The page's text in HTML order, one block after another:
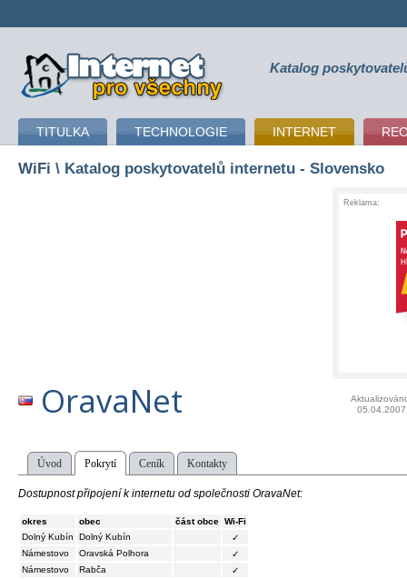
připojení k internetu Katalog
TITULKA TECHNOLOGIE INTERNET
WiFi \ Katalog poskytovatelů internetu - Slovensko
Reklama:
OravaNet
05.04.2007
Úvod Pokrytí Ceník Kontakty
Dostupnost připojení k internetu od společnosti OravaNet:
okres obec část obce Wi-Fi
Dolný Kubín
Dolný Kubín
✓
Námestovo
Oravská Polhora
✓
Námestovo
Rabča
✓